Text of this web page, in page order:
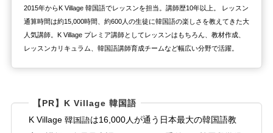
2015年からK Village 韓国語でレッスンを担当。講師歴10年以上。 レッスン
通算時間は約15,000時間、約600人の生徒に韓国語の楽しさを教えてきた大
人気講師。K Village プレミア講師としてレッスンはもちろん、教材作成、
レッスンカリキュラム、韓国語講師育成チームなど幅広い分野で活躍。
【PR】K Village 韓国語
K Village 韓国語は16,000人が通う日本最大の韓国語教